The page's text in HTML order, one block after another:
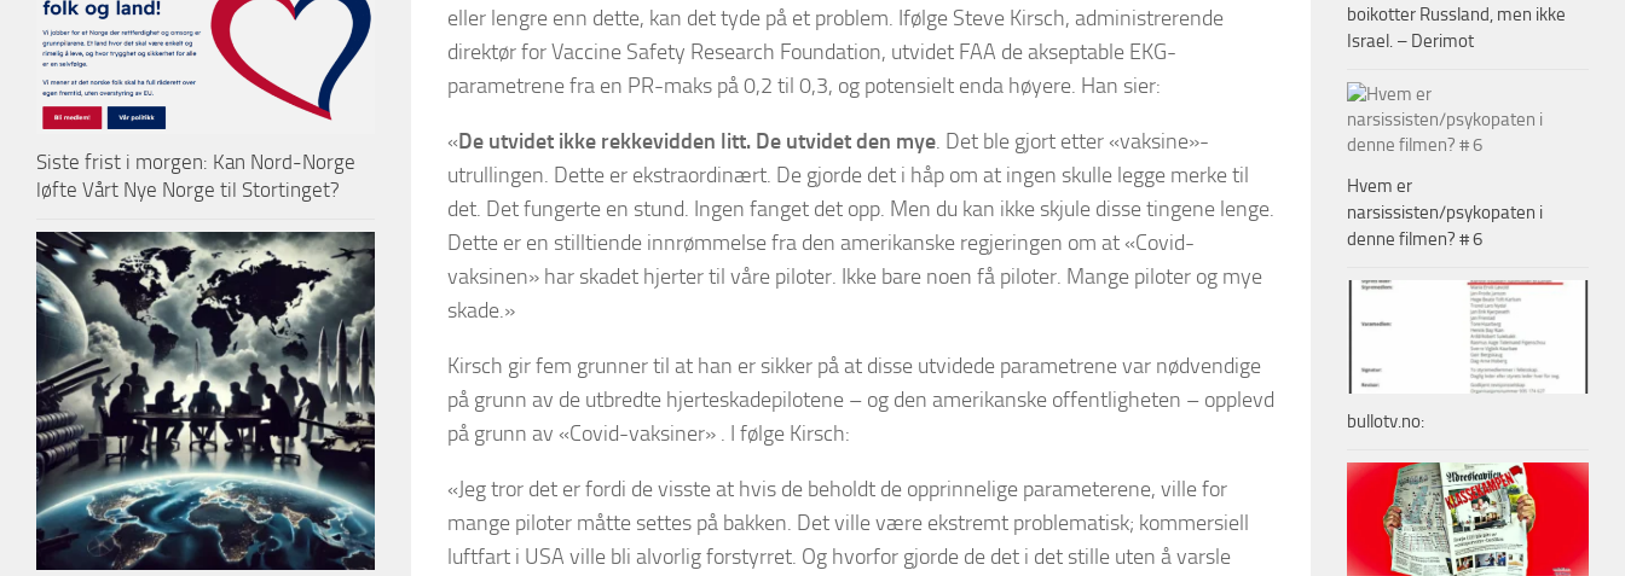
eller lengre enn dette, kan det tyde på et problem. Ifølge Steve Kirsch, administrerende
direktør for Vaccine Safety Research Foundation, utvidet FAA de akseptable EKG-
parametrene fra en PR-maks på 0,2 til 0,3, og potensielt enda høyere. Han sier:
«De utvidet ikke rekkevidden litt. De utvidet den mye. Det ble gjort etter «vaksine»-
utrullingen. Dette er ekstraordinært. De gjorde det i håp om at ingen skulle legge merke til
det. Det fungerte en stund. Ingen fanget det opp. Men du kan ikke skjule disse tingene lenge.
Dette er en stilltiende innrømmelse fra den amerikanske regjeringen om at «Covid-
vaksinen» har skadet hjerter til våre piloter. Ikke bare noen få piloter. Mange piloter og mye
skade.»
Kirsch gir fem grunner til at han er sikker på at disse utvidede parametrene var nødvendige
på grunn av de utbredte hjerteskadepilotene – og den amerikanske offentligheten – opplevd
på grunn av «Covid-vaksiner» . I følge Kirsch:
«Jeg tror det er fordi de visste at hvis de beholdt de opprinnelige parameterene, ville for
mange piloter måtte settes på bakken. Det ville være ekstremt problematisk; kommersiell
luftfart i USA ville bli alvorlig forstyrret. Og hvorfor gjorde de det i det stille uten å varsle
Siste frist i morgen: Kan Nord-Norge
løfte Vårt Nye Norge til Stortinget?
boikotter Russland, men ikke
Israel. – Derimot
Hvem er
narsissisten/psykopaten i
denne filmen? # 6
bullotv.no: